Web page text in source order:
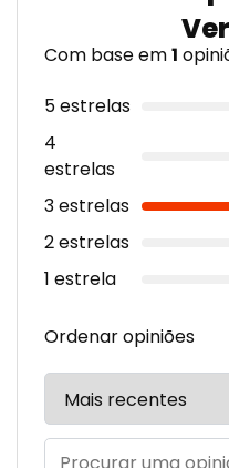
Com base em1
5 estrelas
4
estrelas
3 estrelas
2 estrelas
1 estrela
Ordenar opiniões